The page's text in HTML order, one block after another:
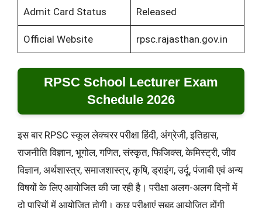
Admit Card Status Released
Official Website rpsc.rajasthan.gov.in
RPSC School Lecturer Exam
Schedule 2026
इस बार RPSC स्कूल लेक्चरर परीक्षा हिंदी, अंग्रेजी, इतिहास,
राजनीति विज्ञान, भूगोल, गणित, संस्कृत, फिजिक्स, केमिस्ट्री, जीव
विज्ञान, अर्थशास्त्र, समाजशास्त्र, कृषि, ड्राइंग, उर्दू, पंजाबी एवं अन्य
विषयों के लिए आयोजित की जा रही है। परीक्षा अलग-अलग दिनों में
दो पारियों में आयोजित होगी। कुछ परीक्षाएं सुबह आयोजित होंगी